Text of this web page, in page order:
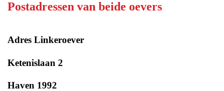
Postadressen van beide oevers
Adres Linkeroever
Ketenislaan 2
Haven 1992